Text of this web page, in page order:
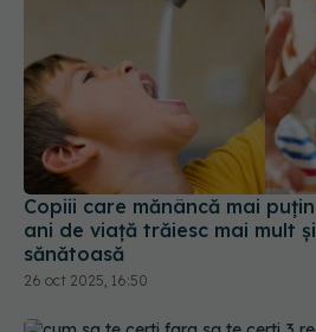
Copiii care mănâncă mai
ani de viață trăiesc mai mult
sănătoasă
26 oct 2025, 16:50